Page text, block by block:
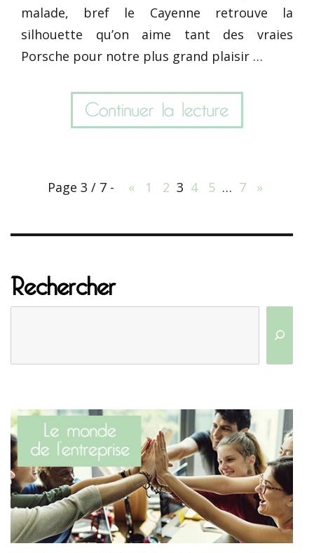
malade, bref le Cayenne retrouve la
silhouette qu’on aime tant des vraies
Porsche pour notre plus grand plaisir …
Page 3 / 7 - « 1 2 3 4 5 … 7 »
Rechercher